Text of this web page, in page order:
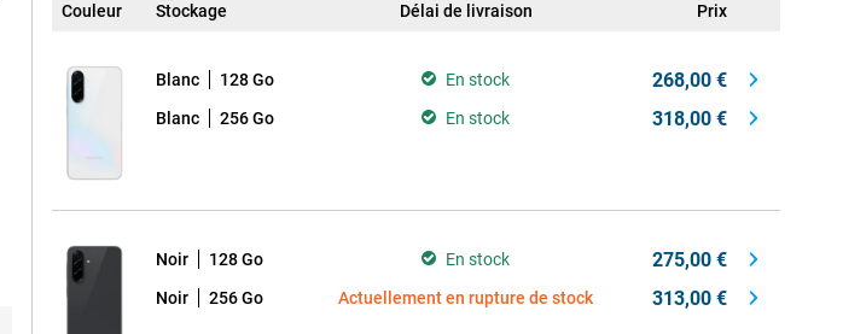
Couleur Stockage Délai de livraison Prix
Blanc 128 Go En stock 268,00 €
Blanc 256 Go En stock 318,00 €
Noir 128 Go En stock 275,00 €
Noir 256 Go Actuellement en rupture de stock 313,00 €